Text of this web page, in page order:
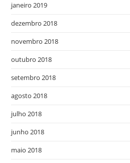
janeiro 2019
dezembro 2018
novembro 2018
outubro 2018
setembro 2018
agosto 2018
julho 2018
junho 2018
maio 2018